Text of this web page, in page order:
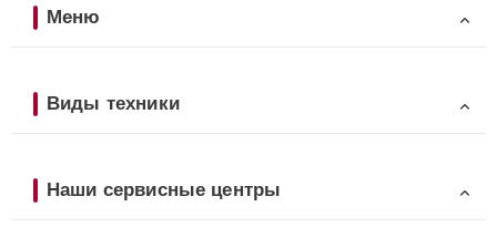
Меню
Виды техники
Наши сервисные центры